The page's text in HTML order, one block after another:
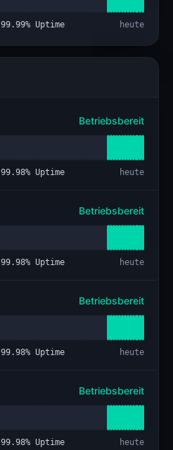
99.99% Uptime heute
Betriebsbereit
99.98% Uptime heute
Betriebsbereit
99.98% Uptime heute
Betriebsbereit
99.98% Uptime heute
Betriebsbereit
99.98% Uptime heute